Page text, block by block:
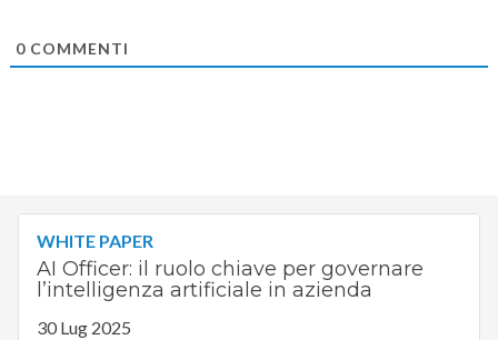
0COMMENTI
WHITE PAPER
AI Officer: il ruolo chiave per governare
l’intelligenza artificiale in azienda
30 Lug 2025